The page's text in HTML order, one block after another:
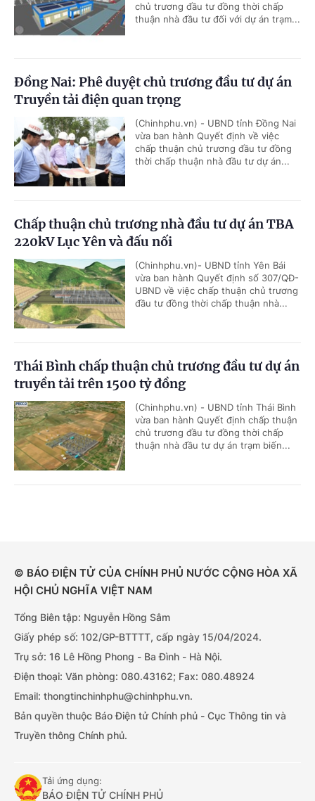
chủ trương đầu tư đồng thời chấp
thuận nhà đầu tư đối với dự án trạm...
Đồng Nai: Phê duyệt chủ trương đầu tư dự án
Truyền tải điện quan trọng
(Chinhphu.vn) - UBND tỉnh Đồng Nai
vừa ban hành Quyết định về việc
chấp thuận chủ trương đầu tư đồng
thời chấp thuận nhà đầu tư dự án...
Chấp thuận chủ trương nhà đầu tư dự án TBA
220kV Lục Yên và đấu nối
(Chinhphu.vn)- UBND tỉnh Yên Bái
vừa ban hành Quyết định số 307/QĐ-
UBND về việc chấp thuận chủ trương
đầu tư đồng thời chấp thuận nhà...
Thái Bình chấp thuận chủ trương đầu tư dự án
truyền tải trên 1500 tỷ đồng
(Chinhphu.vn) - UBND tỉnh Thái Bình
vừa ban hành Quyết định chấp thuận
chủ trương đầu tư đồng thời chấp
thuận nhà đầu tư dự án trạm biến...
© BÁO ĐIỆN TỬ CỦA CHÍNH PHỦ NƯỚC CỘNG HÒA XÃ
HỘI CHỦ NGHĨA VIỆT NAM
Tổng Biên tập: Nguyễn Hồng Sâm
Giấy phép số: 102/GP-BTTTT, cấp ngày 15/04/2024.
Trụ sở: 16 Lê Hồng Phong - Ba Đình - Hà Nội.
Điện thoại: Văn phòng: 080.43162; Fax: 080.48924
Email: thongtinchinhphu@chinhphu.vn.
Bản quyền thuộc Báo Điện tử Chính phủ - Cục Thông tin và
Truyền thông Chính phủ.
Tải ứng dụng:
BÁO ĐIỆN TỬ CHÍNH PHỦ